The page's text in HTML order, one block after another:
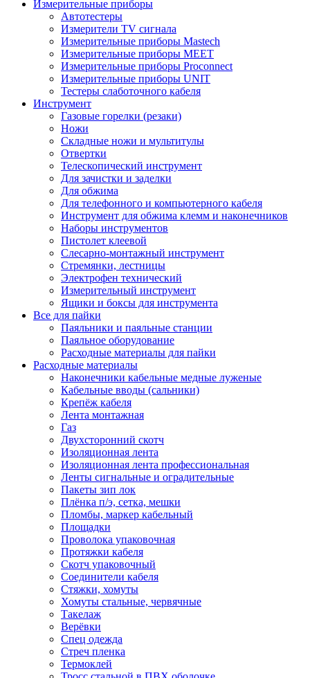
Измерительные приборы
Автотестеры
Измерители TV сигнала
Измерительные приборы Mastech
Измерительные приборы MEET
Измерительные приборы Proconnect
Измерительные приборы UNIT
Тестеры слаботочного кабеля
Инструмент
Газовые горелки (резаки)
Ножи
Складные ножи и мультитулы
Отвертки
Телескопический инструмент
Для зачистки и заделки
Для обжима
Для телефонного и компьютерного кабеля
Инструмент для обжима клемм и наконечников
Наборы инструментов
Пистолет клеевой
Слесарно-монтажный инструмент
Стремянки, лестницы
Электрофен технический
Измерительный инструмент
Ящики и боксы для инструмента
Все для пайки
Паяльники и паяльные станции
Паяльное оборудование
Расходные материалы для пайки
Расходные материалы
Наконечники кабельные медные луженые
Кабельные вводы (сальники)
Крепёж кабеля
Лента монтажная
Газ
Двухсторонний скотч
Изоляционная лента
Изоляционная лента профессиональная
Ленты сигнальные и оградительные
Пакеты зип лок
Плёнка п/э, сетка, мешки
Пломбы, маркер кабельный
Площадки
Проволока упаковочная
Протяжки кабеля
Скотч упаковочный
Соединители кабеля
Стяжки, хомуты
Хомуты стальные, червячные
Такелаж
Верёвки
Спец одежда
Стреч пленка
Термоклей